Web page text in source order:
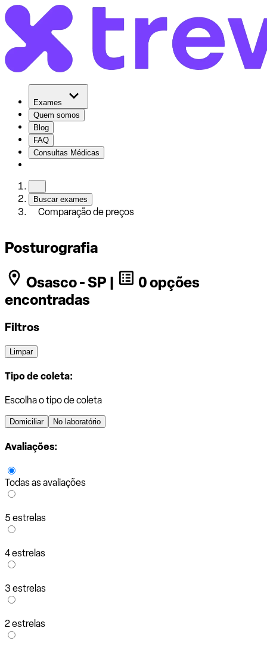
Exames
Quem somos
Blog
FAQ
Consultas Médicas
Buscar exames
Comparação de preços
Posturografia
Osasco - SP |
0 opções
encontradas
Filtros
Limpar
Tipo de coleta:
Escolha o tipo de coleta
Domiciliar No laboratório
Avaliações:
Todas as avaliações
5 estrelas
4 estrelas
3 estrelas
2 estrelas